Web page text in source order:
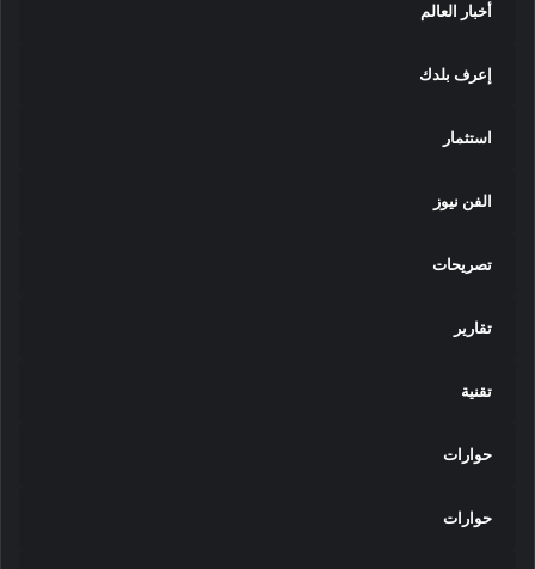
أخبار العالم
إعرف بلدك
استثمار
الفن نيوز
تصريحات
تقارير
تقنية
حوارات
حوارات